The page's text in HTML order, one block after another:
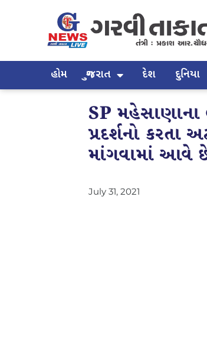
હોમ ગુજરાત દેશ દુનિયા
SP મહેસાણાના
પ્રદર્શનો કરતા
માંગવામાં આવે
July 31, 2021